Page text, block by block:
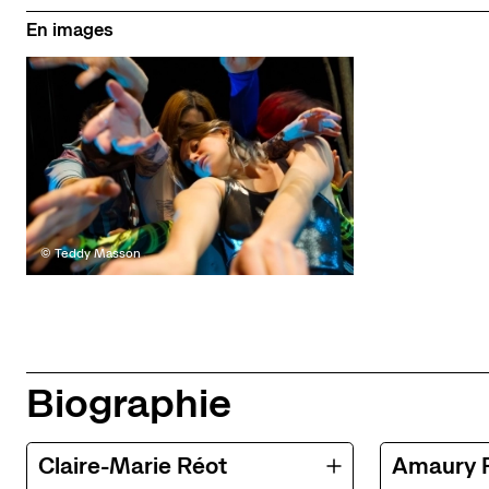
En images
© Teddy Masson
Biographie
Claire-Marie Réot Amaury